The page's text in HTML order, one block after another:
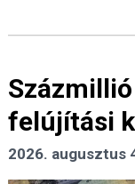
felújítási
2026. augusztus